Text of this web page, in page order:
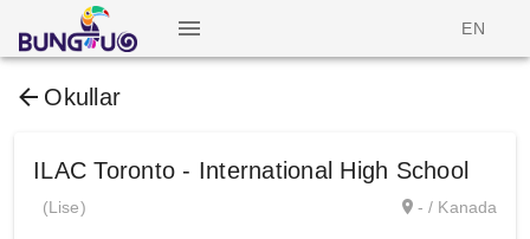
EN
Okullar
ILAC Toronto - International High School
(Lise) - / Kanada